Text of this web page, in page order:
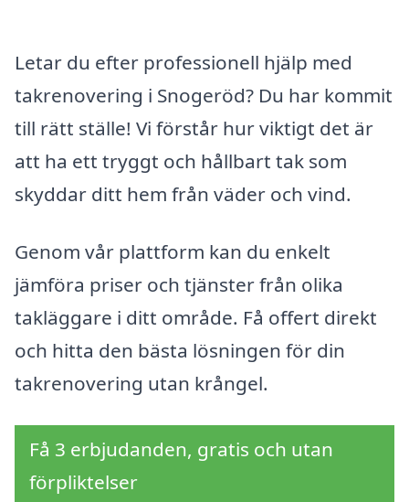
Letar du efter professionell hjälp med
takrenovering i Snogeröd? Du har kommit
till rätt ställe! Vi förstår hur viktigt det är
att ha ett tryggt och hållbart tak som
skyddar ditt hem från väder och vind.
Genom vår plattform kan du enkelt
jämföra priser och tjänster från olika
takläggare i ditt område. Få offert direkt
och hitta den bästa lösningen för din
takrenovering utan krångel.
Få 3 erbjudanden, gratis och utan
förpliktelser